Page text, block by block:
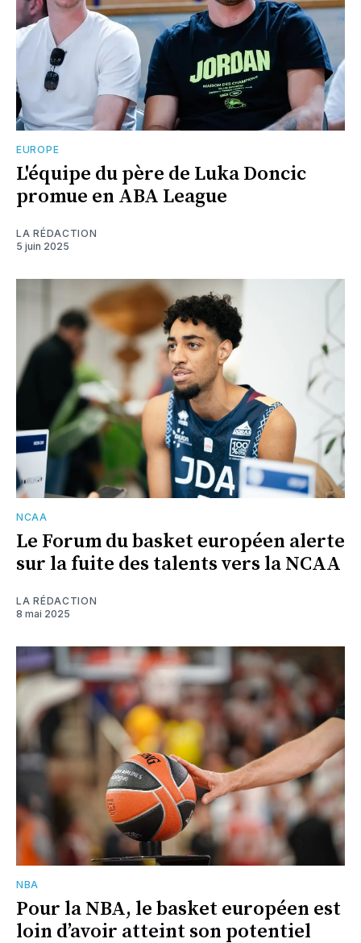
EUROPE
L'équipe du père de Luka Doncic
promue en ABA League
LA RÉDACTION
5 juin 2025
NCAA
Le Forum du basket européen alerte
sur la fuite des talents vers la NCAA
LA RÉDACTION
8 mai 2025
NBA
Pour la NBA, le basket européen est
loin d’avoir atteint son potentiel